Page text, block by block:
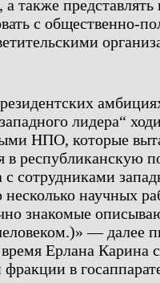
также представлять
с общественно-
лидера“
НПО, которые
в республиканскую
с сотрудниками
несколько научных
знакомые
— далее
Ерлана Карина
в